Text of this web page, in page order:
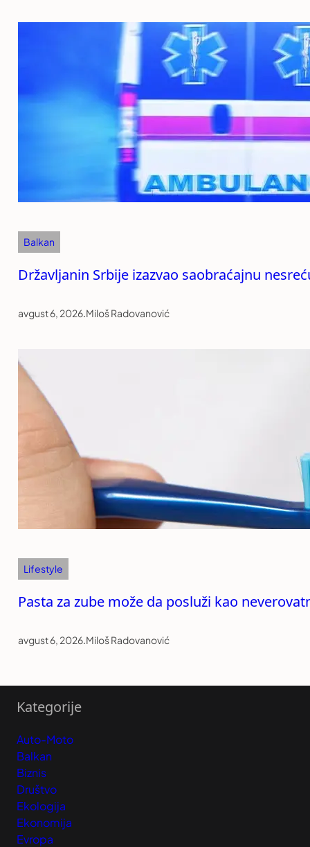
Balkan
Državljanin Srbije izazvao saobraćajnu
avgust 6, 2026.Miloš Radovanović
Lifestyle
Pasta za zube može da posluži kao
avgust 6, 2026.Miloš Radovanović
Kategorije
Auto-Moto
Balkan
Biznis
Društvo
Ekologija
Ekonomija
Evropa